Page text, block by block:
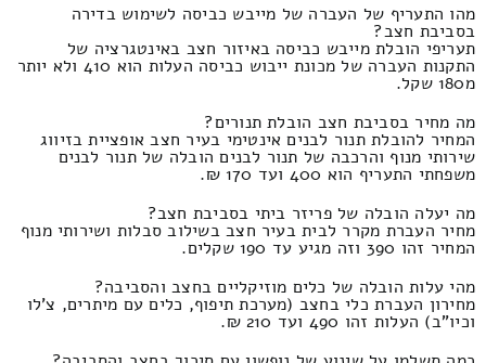
מהו התעריף של העברה של מייבש כביסה לשימוש בדירה
בסביבת חצב?
תעריפי הובלת מייבש כביסה באיזור חצב באינטגרציה של
התקנות העברה של מכונת ייבוש כביסה העלות הוא 410 ולא יותר
מ180 שקל.
מה מחיר בסביבת חצב הובלת תנורים?
המחיר להובלת תנור לבנים אינטימי בעיר חצב אופציית בזיווג
שירותי מנוף והרכבה של תנור לבנים הובלה של תנור לבנים
משפחתי התעריף הוא 400 ועד 170 ₪.
מה יעלה הובלה של פריזר ביתי בסביבת חצב?
מחיר העברת מקרר לבית בעיר חצב בשילוב סבלות ושירותי מנוף
המחיר זהו 390 וזה מגיע עד 190 שקלים.
מהי עלות הובלה של כלים מוזיקליים בחצב והסביבה?
מחירון העברת כלי בחצב (מערכת תיפוף, כלים עם מיתרים, צ'לו
וכיו"ב) העלות זהו 490 ועד 210 ₪.